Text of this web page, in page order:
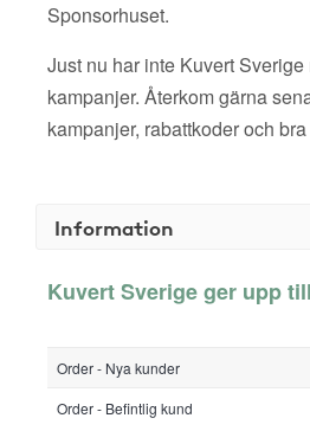
Sponsorhuset.
Just nu har inte Kuvert
kampanjer. Återkom gärna
kampanjer, rabattkoder och
Information
Kuvert Sverige ger upp
Order - Nya kunder
Order - Befintlig kund